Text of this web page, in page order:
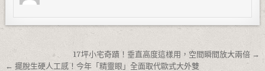
文章導覽
17坪小宅奇蹟！垂直高度這樣用，空間瞬間放大兩倍 →
← 擺脫生硬人工感！今年「精靈眼」全面取代歐式大外雙